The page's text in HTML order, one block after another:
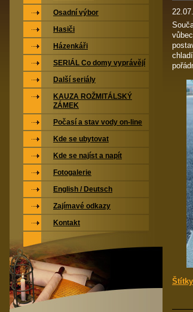
Štítky
Osadní výbor
Hasiči
Házenkáři
SERIÁL Co domy vyprávějí
Další seriály
KAUZA ROŽMITÁLSKÝ
ZÁMEK
Počasí a stav vody on-line
Kde se ubytovat
Kde se najíst a napít
Fotogalerie
English / Deutsch
Zajímavé odkazy
Kontakt